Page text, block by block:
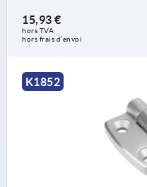
15,93 €
hors TVA
hors frais d’envoi
K1852